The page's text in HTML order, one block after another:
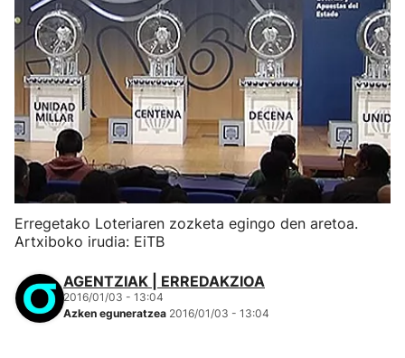
Erregetako Loteriaren zozketa egingo den aretoa.
Artxiboko irudia: EiTB
AGENTZIAK | ERREDAKZIOA
2016/01/03 - 13:04
Azken eguneratzea 2016/01/03 - 13:04